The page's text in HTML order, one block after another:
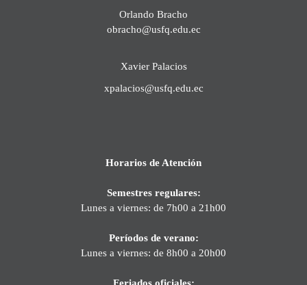
Orlando Bracho
obracho@usfq.edu.ec
Xavier Palacios
xpalacios@usfq.edu.ec
Horarios de Atención
Semestres regulares:
Lunes a viernes: de 7h00 a 21h00
Períodos de verano:
Lunes a viernes: de 8h00 a 20h00
Feriados oficiales: